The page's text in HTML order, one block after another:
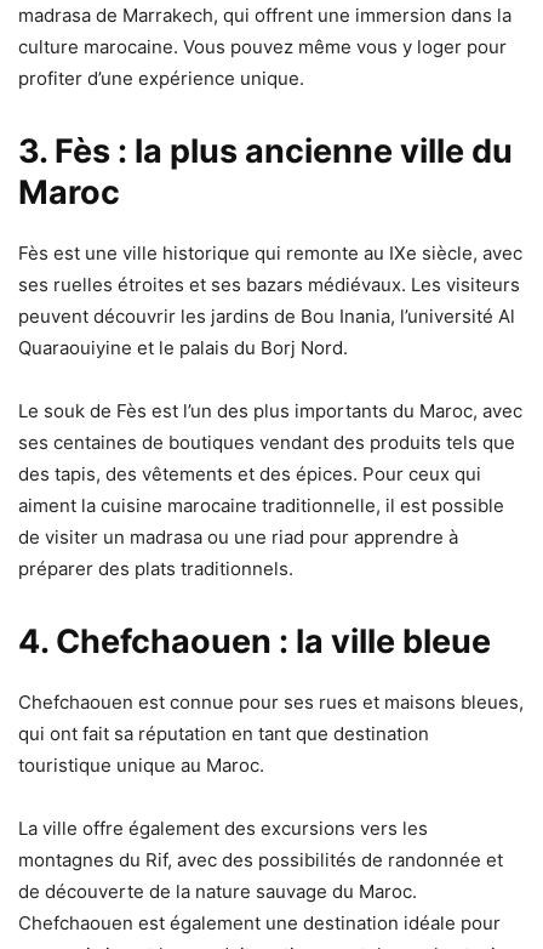
madrasa de Marrakech, qui offrent une immersion dans la
culture marocaine. Vous pouvez même vous y loger pour
profiter d’une expérience unique.
3. Fès : la plus ancienne ville du
Maroc
Fès est une ville historique qui remonte au IXe siècle, avec
ses ruelles étroites et ses bazars médiévaux. Les visiteurs
peuvent découvrir les jardins de Bou Inania, l’université Al
Quaraouiyine et le palais du Borj Nord.
Le souk de Fès est l’un des plus importants du Maroc, avec
ses centaines de boutiques vendant des produits tels que
des tapis, des vêtements et des épices. Pour ceux qui
aiment la cuisine marocaine traditionnelle, il est possible
de visiter un madrasa ou une riad pour apprendre à
préparer des plats traditionnels.
4. Chefchaouen : la ville bleue
Chefchaouen est connue pour ses rues et maisons bleues,
qui ont fait sa réputation en tant que destination
touristique unique au Maroc.
La ville offre également des excursions vers les
montagnes du Rif, avec des possibilités de randonnée et
de découverte de la nature sauvage du Maroc.
Chefchaouen est également une destination idéale pour